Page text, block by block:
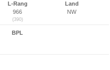
L-Rang
966
(390)
Land
NW
BPL